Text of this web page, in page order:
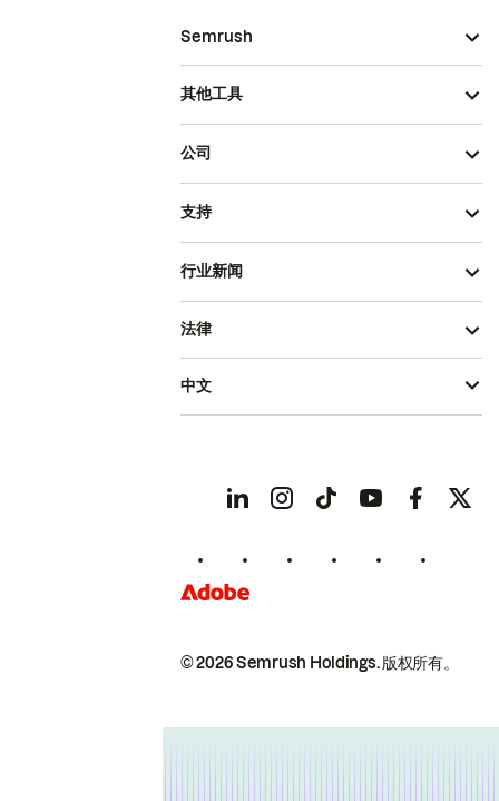
Semrush
其他工具
公司
支持
行业新闻
© 2026 Semrush Holdings.版权所有。
法律
中文